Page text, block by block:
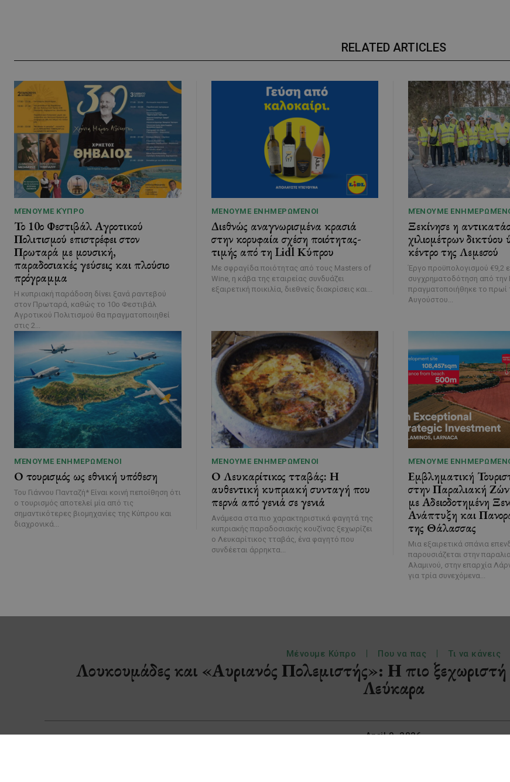
RELATED ARTICLES
ΜΈΝΟΥΜΕ ΚΎΠΡΟ
Το 10ο Φεστιβάλ Αγροτικού
Πολιτισμού επιστρέφει στον
Πρωταρά με μουσική,
παραδοσιακές γεύσεις και πλούσιο
πρόγραμμα
Η κυπριακή παράδοση δίνει ξανά ραντεβού
στον Πρωταρά, καθώς το 10ο Φεστιβάλ
Αγροτικού Πολιτισμού θα πραγματοποιηθεί
στις 2...
ΜΈΝΟΥΜΕ ΕΝΗΜΕΡΩΜΈΝΟΙ
Διεθνώς αναγνωρισμένα κρασιά
στην κορυφαία σχέση ποιότητας-
τιμής από τη Lidl Κύπρου
Με σφραγίδα ποιότητας από τους Masters of
Wine, η κάβα της εταιρείας συνδυάζει
εξαιρετική ποικιλία, διεθνείς διακρίσεις και...
ΜΈΝΟΥΜΕ
Ξεκίνησε η
χιλιομέτρων δικτύου
κέντρο της Λεμεσού
Έργο προϋπολογισμού €9,2
συγχρηματοδότηση από την Ε.Ε. Με
πραγματοποιήθηκε το πρωί
Αυγούστου...
ΜΈΝΟΥΜΕ ΕΝΗΜΕΡΩΜΈΝΟΙ
Ο τουρισμός ως εθνική υπόθεση
Του Γιάννου Πανταζή* Είναι κοινή πεποίθηση ότι
ο τουρισμός αποτελεί μία από τις
σημαντικότερες βιομηχανίες της Κύπρου και
διαχρονικά...
ΜΈΝΟΥΜΕ ΕΝΗΜΕΡΩΜΈΝΟΙ
Ο Λευκαρίτικος τταβάς: Η
αυθεντική κυπριακή συνταγή που
περνά από γενιά σε γενιά
Ανάμεσα στα πιο χαρακτηριστικά φαγητά της
κυπριακής παραδοσιακής κουζίνας ξεχωρίζει
ο Λευκαρίτικος τταβάς, ένα φαγητό που
συνδέεται άρρηκτα...
ΜΈΝΟΥΜΕ
Εμβληματική
στην Παραλιακή
με Αδειοδοτημένη
Ανάπτυξη και
της Θάλασσας
Μια εξαιρετικά σπάνια
παρουσιάζεται στην
Αλαμινού, στην επαρχία
για τρία συνεχόμενα...